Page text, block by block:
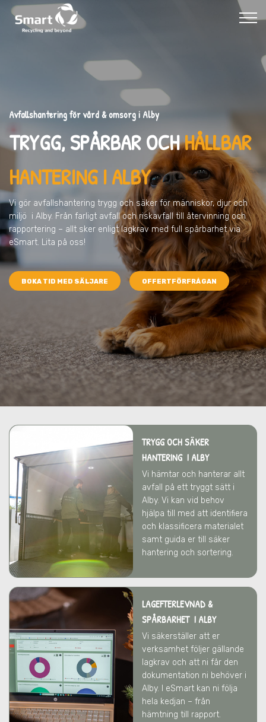
Avfallshantering för vård & omsorg i Alby
TRYGG, SPÅRBAR OCHHÅLLBAR
HANTERING I ALBY
Vi gör avfallshantering trygg och säker för människor, djur och
miljö i Alby. Från farligt avfall och riskavfall till återvinning och
rapportering – allt sker enligt lagkrav med full spårbarhet via
eSmart. Lita på oss!
BOKA TID MED SÄLJARE OFFERTFÖRFRÅGAN
TRYGG OCH SÄKER
HANTERING I ALBY
Vi hämtar och hanterar allt
avfall på ett tryggt sätt i
Alby. Vi kan vid behov
hjälpa till med att identifiera
och klassificera materialet
samt guida er till säker
hantering och sortering.
LAGEFTERLEVNAD &
SPÅRBARHET I ALBY
Vi säkerställer att er
verksamhet följer gällande
lagkrav och att ni får den
dokumentation ni behöver i
Alby. I eSmart kan ni följa
hela kedjan – från
hämtning till rapport.